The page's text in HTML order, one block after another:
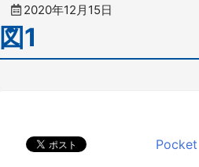
2020年12月15日
図1
Pocket